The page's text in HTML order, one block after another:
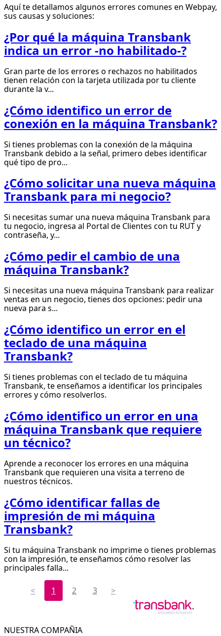
Aquí te detallamos algunos errores comunes en Webpay,
sus causas y soluciones:
¿Por qué la máquina Transbank
indica un error -no habilitado-?
Gran parte de los errores o rechazos no habilitados
tienen relación con la tarjeta utilizada por tu cliente
durante la v...
¿Cómo identifico un error de
conexión en la máquina Transbank?
Si tienes problemas con la conexión de la máquina
Transbank debido a la señal, primero debes identificar
qué tipo de pro...
¿Cómo solicitar una nueva máquina
Transbank para mi negocio?
Si necesitas sumar una nueva máquina Transbank para
tu negocio, ingresa al Portal de Clientes con tu RUT y
contraseña, y...
¿Cómo pedir el cambio de una
máquina Transbank?
Si necesitas una nueva máquina Transbank para realizar
ventas en un negocio, tienes dos opciones: pedir una
nueva para s...
¿Cómo identifico un error en el
teclado de una máquina
Transbank?
Si tienes problemas con el teclado de tu máquina
Transbank, te enseñamos a identificar los principales
errores y cómo resolverlos.
¿Cómo identifico un error en una
máquina Transbank que requiere
un técnico?
Aprende a reconocer los errores en una máquina
Transbank que requieren una visita a terreno de
nuestros técnicos.
¿Cómo identificar fallas de
impresión de mi máquina
Transbank?
Si tu máquina Transbank no imprime o tienes problemas
con la impresión, te enseñamos cómo resolver las
principales falla...
< 1 2 3 >
NUESTRA COMPAÑIA